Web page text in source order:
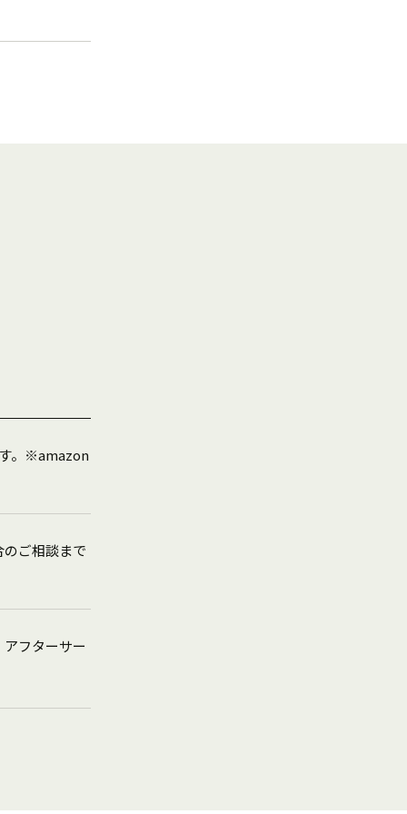
。※amazon
ご相談まで
フターサー